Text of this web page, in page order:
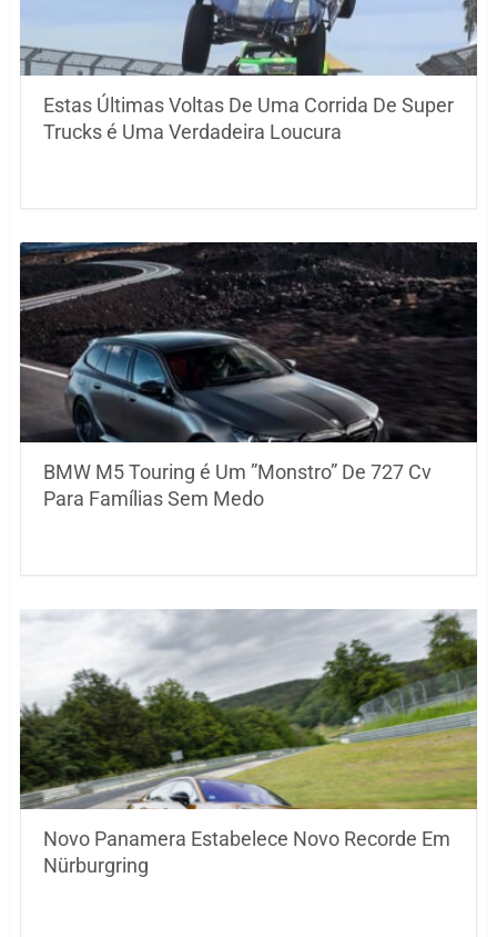
Estas Últimas Voltas De Uma Corrida De Super
Trucks é Uma Verdadeira Loucura
BMW M5 Touring é Um ”Monstro” De 727 Cv
Para Famílias Sem Medo
Novo Panamera Estabelece Novo Recorde Em
Nürburgring